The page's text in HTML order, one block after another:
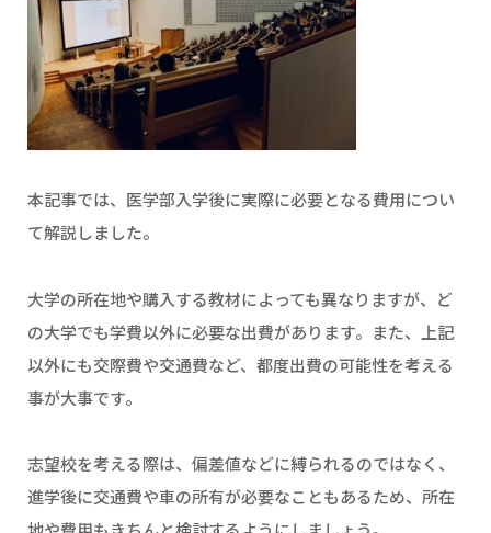
本記事では、医学部入学後に実際に必要となる費用につい
て解説しました。
大学の所在地や購入する教材によっても異なりますが、ど
の大学でも学費以外に必要な出費があります。また、上記
以外にも交際費や交通費など、都度出費の可能性を考える
事が大事です。
志望校を考える際は、偏差値などに縛られるのではなく、
進学後に交通費や車の所有が必要なこともあるため、所在